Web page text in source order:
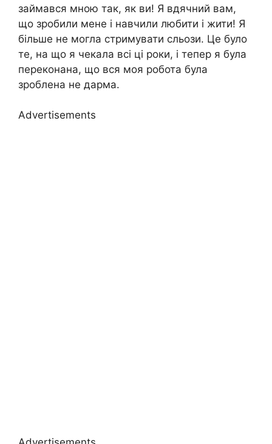
займався мною так, як ви! Я вдячний вам,
що зробили мене і навчили любити і жити! Я
більше не могла стримувати сльози. Це було
те, на що я чекала всі ці роки, і тепер я була
переконана, що вся моя робота була
зроблена не дарма.
Advertisements